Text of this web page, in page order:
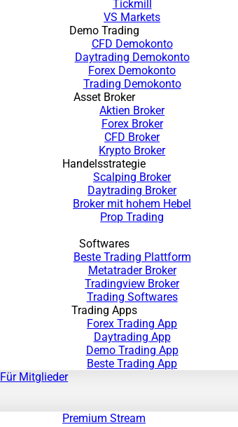
Tickmill
VS Markets
Demo Trading
CFD Demokonto
Daytrading Demokonto
Forex Demokonto
Trading Demokonto
Asset Broker
Aktien Broker
Forex Broker
CFD Broker
Krypto Broker
Handelsstrategie
Scalping Broker
Daytrading Broker
Broker mit hohem Hebel
Prop Trading
Softwares
Beste Trading Plattform
Metatrader Broker
Tradingview Broker
Trading Softwares
Trading Apps
Forex Trading App
Daytrading App
Demo Trading App
Beste Trading App
Für Mitglieder
Premium Stream